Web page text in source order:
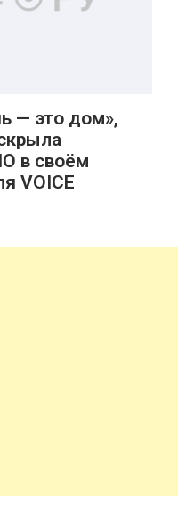
— это дом»,
в своём
VOICE